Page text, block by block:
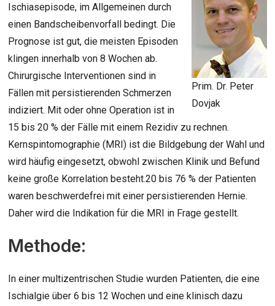
Prim. Dr. Peter
Dovjak
Ischiasepisode, im Allgemeinen durch
einen Bandscheibenvorfall bedingt. Die
Prognose ist gut, die meisten Episoden
klingen innerhalb von 8 Wochen ab.
Chirurgische Interventionen sind in
Fällen mit persistierenden Schmerzen
indiziert. Mit oder ohne Operation ist in
15 bis 20 % der Fälle mit einem Rezidiv zu rechnen.
Kernspintomographie (MRI) ist die Bildgebung der Wahl und
wird häufig eingesetzt, obwohl zwischen Klinik und Befund
keine große Korrelation besteht.20 bis 76 % der Patienten
waren beschwerdefrei mit einer persistierenden Hernie.
Daher wird die Indikation für die MRI in Frage gestellt.
Methode:
In einer multizentrischen Studie wurden Patienten, die eine
Ischialgie über 6 bis 12 Wochen und eine klinisch dazu